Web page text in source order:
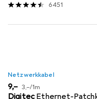
6451
Netzwerkkabel
EUR
9,– EUR
3,–/1m
DigitecEthernet-